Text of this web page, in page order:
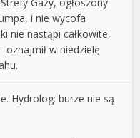
Gazy, ogłoszony
i nie wycofa
nie nastąpi całkowite,
w niedzielę
Hydrolog: burze nie są